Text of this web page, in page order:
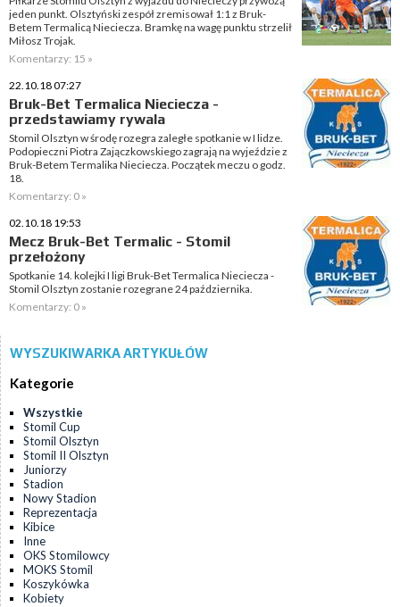
jeden punkt. Olsztyński zespół zremisował 1:1 z Bruk-
Betem Termalicą Nieciecza. Bramkę na wagę punktu strzelił
Miłosz Trojak.
Komentarzy: 15 »
22.10.18 07:27
Bruk-Bet Termalica Nieciecza -
przedstawiamy rywala
Stomil Olsztyn w środę rozegra zaległe spotkanie w I lidze.
Podopieczni Piotra Zajączkowskiego zagrają na wyjeździe z
Bruk-Betem Termalika Nieciecza. Początek meczu o godz.
18.
Komentarzy: 0 »
02.10.18 19:53
Mecz Bruk-Bet Termalic - Stomil
przełożony
Spotkanie 14. kolejki I ligi Bruk-Bet Termalica Nieciecza -
Stomil Olsztyn zostanie rozegrane 24 października.
Komentarzy: 0 »
WYSZUKIWARKA ARTYKUŁÓW
Kategorie
Wszystkie
Stomil Cup
Stomil Olsztyn
Stomil II Olsztyn
Juniorzy
Stadion
Nowy Stadion
Reprezentacja
Kibice
Inne
OKS Stomilowcy
MOKS Stomil
Koszykówka
Kobiety